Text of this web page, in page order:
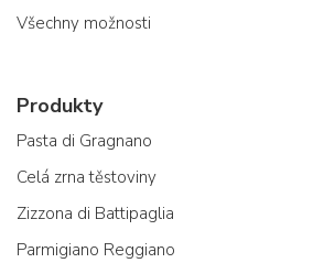
Všechny možnosti
Produkty
Pasta di Gragnano
Celá zrna těstoviny
Zizzona di Battipaglia
Parmigiano Reggiano